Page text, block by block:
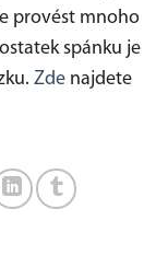
provést mnoho
spánku je
Zde najdete